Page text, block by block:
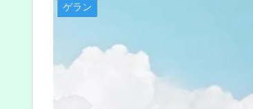
ゲラン